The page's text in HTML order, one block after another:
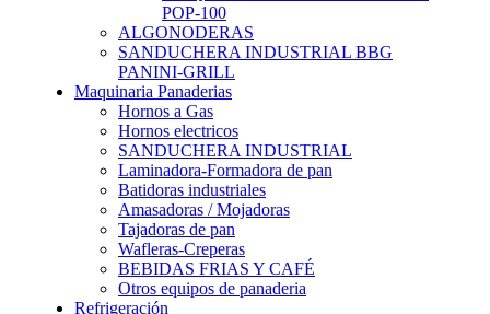
POP-100
ALGONODERAS
SANDUCHERA INDUSTRIAL BBG
PANINI-GRILL
Maquinaria Panaderias
Hornos a Gas
Hornos electricos
SANDUCHERA INDUSTRIAL
Laminadora-Formadora de pan
Batidoras industriales
Amasadoras / Mojadoras
Tajadoras de pan
Wafleras-Creperas
BEBIDAS FRIAS Y CAFÉ
Otros equipos de panaderia
Refrigeración